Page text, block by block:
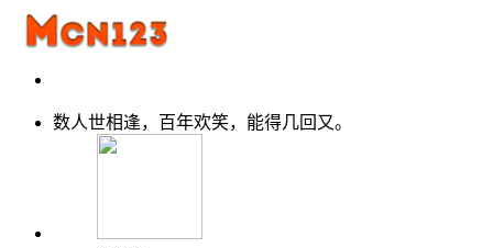
数人世相逢，百年欢笑，能得几回又。